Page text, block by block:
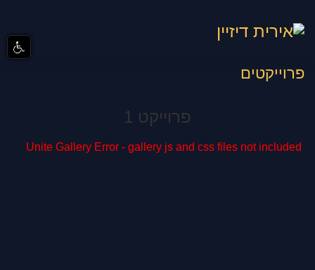
פרוייקטים
פרוייקט 1
Unite Gallery Error - gallery js and css files not included